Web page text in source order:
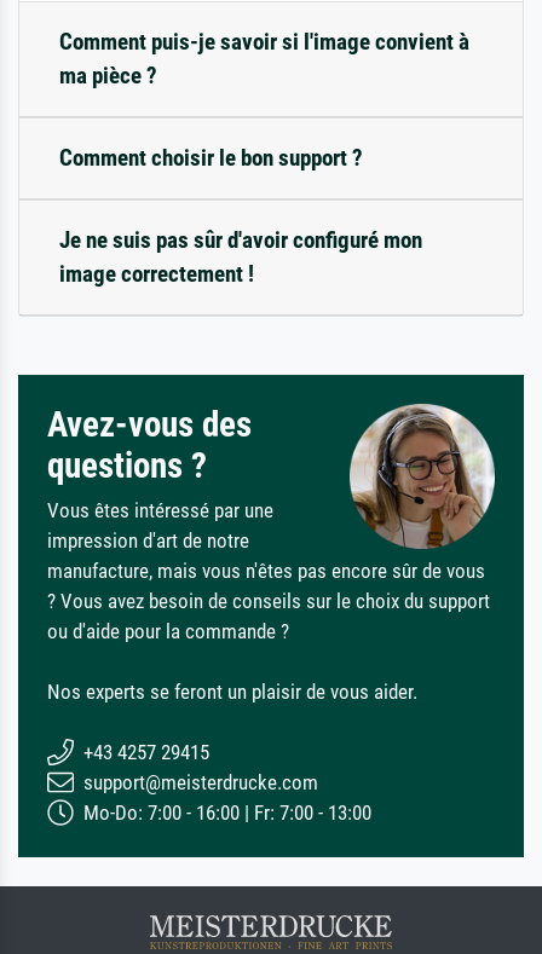
Comment puis-je savoir si l'image convient à
ma pièce ?
Comment choisir le bon support ?
Je ne suis pas sûr d'avoir configuré mon
image correctement !
Avez-vous des
questions ?
Vous êtes intéressé par une
impression d'art de notre
manufacture, mais vous n'êtes pas encore sûr de vous
? Vous avez besoin de conseils sur le choix du support
ou d'aide pour la commande ?
Nos experts se feront un plaisir de vous aider.
+43 4257 29415
support@meisterdrucke.com
Mo-Do: 7:00 - 16:00 | Fr: 7:00 - 13:00